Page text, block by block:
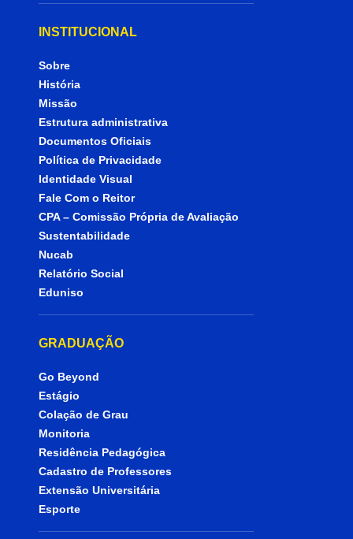
INSTITUCIONAL
Sobre
História
Missão
Estrutura administrativa
Documentos Oficiais
Política de Privacidade
Identidade Visual
Fale Com o Reitor
CPA – Comissão Própria de Avaliação
Sustentabilidade
Nucab
Relatório Social
Eduniso
GRADUAÇÃO
Go Beyond
Estágio
Colação de Grau
Monitoria
Residência Pedagógica
Cadastro de Professores
Extensão Universitária
Esporte